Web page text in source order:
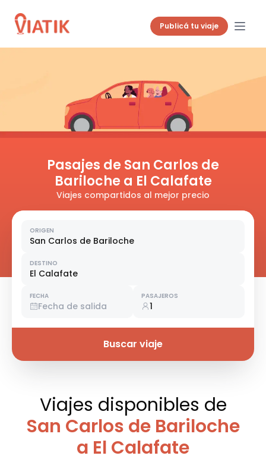
Publicá tu viaje
Pasajes de San Carlos de
Bariloche a El Calafate
Viajes compartidos al mejor precio
ORIGEN
San Carlos de Bariloche
DESTINO
El Calafate
FECHA
Fecha de salida
PASAJEROS
1
Buscar viaje
Viajes disponibles de
San Carlos de Bariloche
a El Calafate